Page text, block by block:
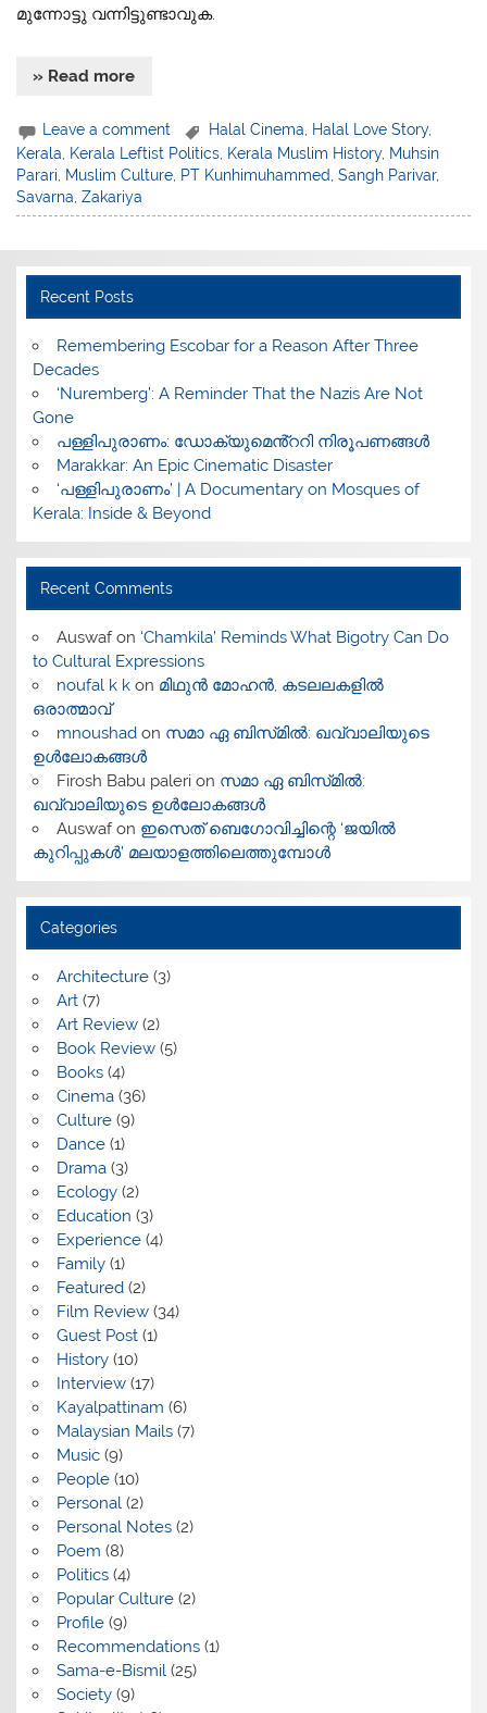
മുന്നോട്ടു വന്നിട്ടുണ്ടാവുക.
» Read more
Leave a comment Halal Cinema, Halal Love Story,
Kerala
Kerala Leftist Politics Kerala Muslim History, Muhsin
Parari
Muslim Culture PT Kunhimuhammed ,Sangh Parivar,
Savarna ,Zakariya
Recent Posts
​Remembering Escobar for a Reason After Three
Decades
‘Nuremberg’: A Reminder That the Nazis Are Not
Gone
പള്ളിപുരാണം: ഡോക്യുമെൻ്ററി നിരൂപണങ്ങൾ
Marakkar: An Epic Cinematic Disaster
‘പള്ളിപുരാണം’ | A Documentary on Mosques of
Kerala: Inside & Beyond
Recent Comments
Auswafon ‘Chamkila’ Reminds What Bigotry Can Do
to Cultural Expressions
noufal k kon മിഥുൻ മോഹൻ, കടലലകളിൽ
ഒരാത്മാവ്
mnoushadon സമാ ഏ ബിസ്‌മിൽ: ഖവ്വാലിയുടെ
ഉൾലോകങ്ങൾ
Firosh Babu palerion സമാ ഏ ബിസ്‌മിൽ:
ഖവ്വാലിയുടെ ഉൾലോകങ്ങൾ
Auswafon ഇസെത് ബെഗോവിച്ചിന്റെ ‘ജയിൽ
കുറിപ്പുകൾ’ മലയാളത്തിലെത്തുമ്പോൾ
Categories
Architecture(3)
Art(7)
Art Review(2)
Book Review(5)
Books(4)
Cinema(36)
Culture(9)
Dance(1)
Drama(3)
Ecology(2)
Education (3)
Experience(4)
Family(1)
Featured(2)
Film Review(34)
Guest Post(1)
History(10)
Interview(17)
Kayalpattinam (6)
Malaysian Mails(7)
Music(9)
People(10)
Personal (2)
Personal Notes(2)
Poem (8)
Politics(4)
Popular Culture(2)
Profile(9)
Recommendations(1)
Sama-e-Bismil (25)
Society(9)